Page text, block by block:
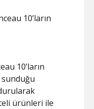
10’ların
10’ların
sunduğu
ürünleri ile